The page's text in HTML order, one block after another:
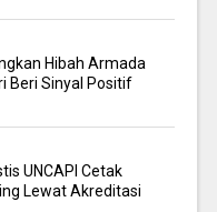
Hibah Armada
Beri Sinyal Positif
UNCAPI Cetak
Lewat Akreditasi